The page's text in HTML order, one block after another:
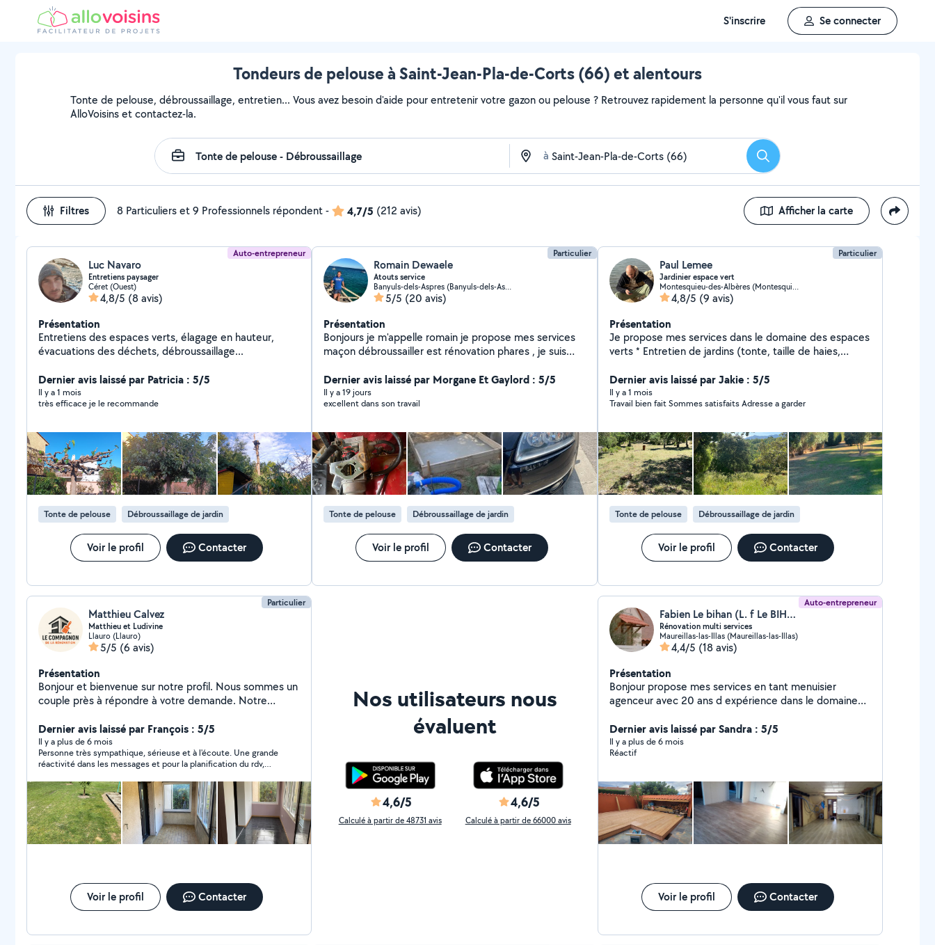
S'inscrire Se connecter
Tondeurs de pelouse à Saint-Jean-Pla-de-Corts (66) et alentours
Tonte de pelouse, débroussaillage, entretien... Vous avez besoin d'aide pour entretenir votre gazon ou pelouse ? Retrouvez rapidement la personne qu'il vous faut sur
AlloVoisins et contactez-la.
à Rechercher
Filtres 8 Particuliers et 9 Professionnels répondent- 4,7/5 (212 avis) Afficher la carte
Auto-entrepreneur
Luc Navaro
Entretiens paysager
Céret (Ouest)
4,8/5 (8 avis)
Présentation
Entretiens des espaces verts, élagage en hauteur,
évacuations des déchets, débroussaillage...
Dernier avis laissé par Patricia : 5/5
Il y a 1 mois
très efficace je le recommande
Tonte de pelouse Débroussaillage de jardin
Voir le profil Contacter
Particulier
Romain Dewaele
Atouts service
Banyuls-dels-Aspres (Banyuls-dels-Aspres)
5/5 (20 avis)
Présentation
Bonjours je m'appelle romain je propose mes services
maçon débroussailler est rénovation phares , je suis
les bateaux aussi une fois sortie de l'eau ..
Dernier avis laissé par Morgane Et Gaylord : 5/5
Il y a 19 jours
excellent dans son travail
Tonte de pelouse Débroussaillage de jardin
Voir le profil Contacter
Particulier
Paul Lemee
Jardinier espace vert
Montesquieu-des-Albères (Montesquieu-des-Albères)
4,8/5 (9 avis)
Présentation
Je propose mes services dans le domaine des espaces
verts * Entretien de jardins (tonte, taille de haies,
tronçonneuse, débroussailleuse) * Plantation, petite
création * Entretien des arbres et arbustes Jardinier
impliqué et polyvalent, je réalise avec sérieux
efficace et respectueux de l'environnement N'hésitez
pas à me contacter pour plus d'informations Je répond
à toutes demandes.
Dernier avis laissé par Jakie : 5/5
Il y a 1 mois
Travail bien fait Sommes satisfaits Adresse a garder
Tonte de pelouse Débroussaillage de jardin
Voir le profil Contacter
Particulier
Matthieu Calvez
Matthieu et Ludivine
Llauro (Llauro)
5/5 (6 avis)
Présentation
Bonjour et bienvenue sur notre profil. Nous sommes un
couple près à répondre à votre demande. Notre
Ce pourquoi aujourd'hui nous démarrons notre
entreprise en multi services. Nos différentes
prestations sont: Pour madame, Service en
restauration Aide ménagère Aide à domicile Pour
monsieur, Entretiens extérieur Divers travaux de
rénovation Nous sommes un couple dynamique et
amoureux du travail bien fait. N'hésitez pas à nous
contacter pour toute vos demandes nous nous ferons
un plaisir d'y répondre. Cordialement Matthieu et
Dernier avis laissé par François : 5/5
Il y a plus de 6 mois
Personne très sympathique, sérieuse et à l'écoute. Une grande
réactivité dans les messages et pour la planification du rdv,
recherchais, Je recommande vivement.
Voir le profil Contacter
Nos utilisateurs nous
évaluent
4,6/5
Calculé à partir de 48731 avis
4,6/5
Calculé à partir de 66000 avis
Auto-entrepreneur
Fabien Le bihan (L. f Le BIHAN)
Rénovation multi services
Maureillas-las-Illas (Maureillas-las-Illas)
4,4/5 (18 avis)
Présentation
Bonjour propose mes services en tant menuisier
agenceur avec 20 ans d expérience dans le domaine
années je me suis diversifié pose de carrelage faïence
petite plomberie peinture. Etc aussi manutention
montage de meubles casser des cloisons murs et plus
Dernier avis laissé par Sandra : 5/5
Il y a plus de 6 mois
Réactif
Voir le profil Contacter